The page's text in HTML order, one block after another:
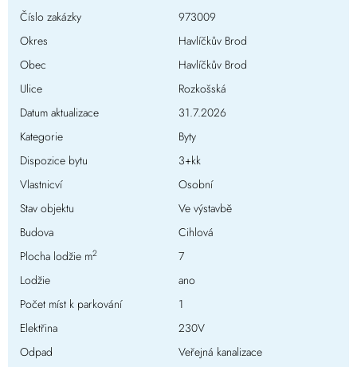
Číslo zakázky
973009
Okres
Havlíčkův Brod
Obec
Havlíčkův Brod
Ulice
Rozkošská
Datum aktualizace
31.7.2026
Kategorie
Byty
Dispozice bytu
3+kk
Vlastnicví
Osobní
Stav objektu
Ve výstavbě
Budova
Cihlová
Plocha lodžie m2
7
Lodžie
ano
Počet míst k parkování
1
Elektřina
230V
Odpad
Veřejná kanalizace